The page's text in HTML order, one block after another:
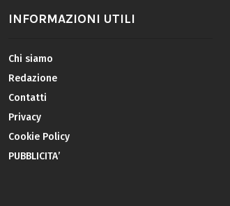
INFORMAZIONI UTILI
Chi siamo
Redazione
Contatti
Privacy
Cookie Policy
PUBBLICITA’